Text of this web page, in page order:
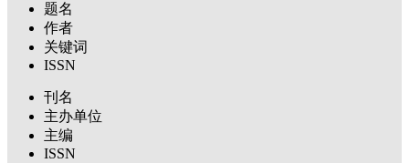
题名
作者
关键词
ISSN
刊名
主办单位
主编
ISSN